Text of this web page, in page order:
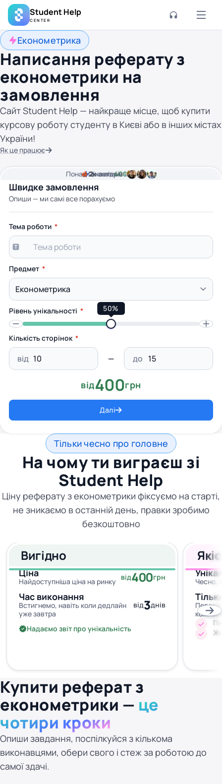
Student Help
CENTER
Економетрика
Написання реферату з
економетрики на
замовлення
Сайт Student Help — найкраще місце, щоб купити
курсову роботу студенту в Києві або в інших містах
України!
Як це працює
Швидке замовлення
Опиши — ми самі все порахуємо
2хвилини часу
Ціна від400 грн
Понад2кавторів
Тема роботи
Предмет
Рівень унікальності 50%
Кількість сторінок
від до
від400грн
Далі
Тільки чесно про головне
На чому ти виграєш зі
Student Help
Ціну реферату з економетрики фіксуємо на старті,
не зникаємо в останній день, правки зробимо
безкоштовно
Вигідно
Ціна
Найдоступніша ціна на ринку від400грн
Час виконання
Встигнемо, навіть коли дедлайн
уже завтра
від3днів
Надаємо звіт про унікальність
Чесно,
Купити реферат з
економетрики — це
чотири кроки
Опиши завдання, поспілкуйся з кількома
виконавцями, обери свого і стеж за роботою до
самої здачі.